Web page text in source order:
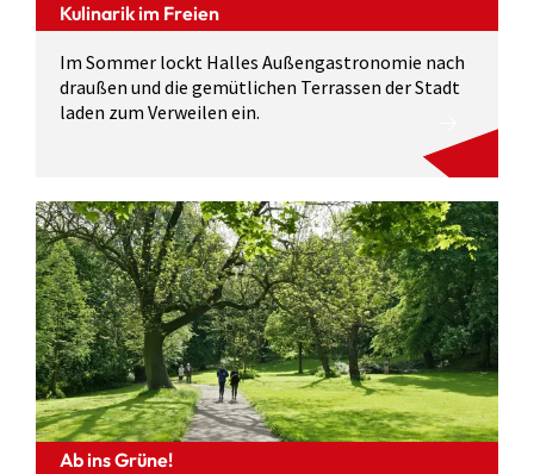
Kulinarik im Freien
Im Sommer lockt Halles Außengastronomie nach
draußen und die gemütlichen Terrassen der Stadt
laden zum Verweilen ein.
Ab ins Grüne!